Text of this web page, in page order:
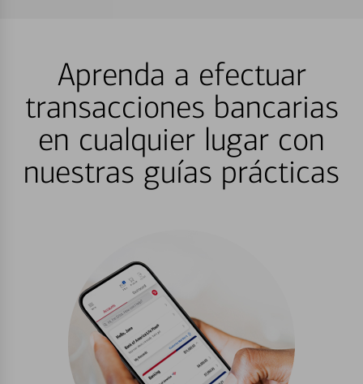
Aprenda a efectuar
transacciones bancarias
en cualquier lugar con
nuestras guías prácticas